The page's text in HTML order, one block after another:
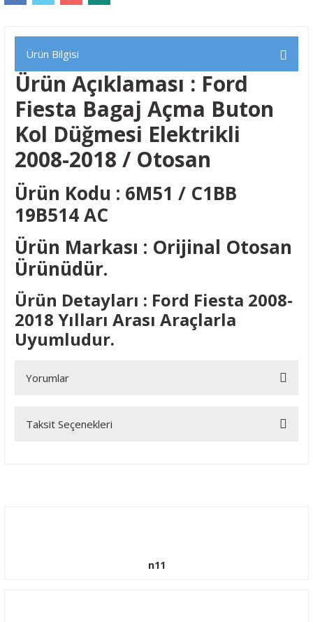
Ürün Bilgisi
Ürün Açıklaması : Ford
Fiesta Bagaj Açma Buton
Kol Düğmesi Elektrikli
2008-2018 / Otosan
Ürün Kodu : 6M51 / C1BB
19B514 AC
Ürün Markası : Orijinal Otosan
Ürünüdür.
Ürün Detayları : Ford Fiesta 2008-
2018 Yılları Arası Araçlarla
Uyumludur.
Yorumlar
Bu ürüne ilk yorumu siz yapın!
Taksit Seçenekleri
n11